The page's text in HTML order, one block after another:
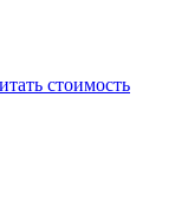
стоимость